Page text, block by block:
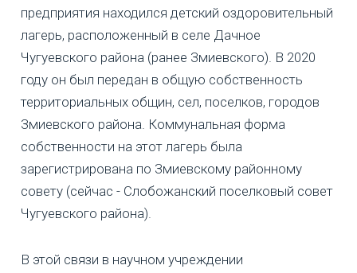
предприятия находился детский оздоровительный
лагерь, расположенный в селе Дачное
Чугуевского района (ранее Змиевского). В 2020
году он был передан в общую собственность
территориальных общин, сел, поселков, городов
Змиевского района. Коммунальная форма
собственности на этот лагерь была
зарегистрирована по Змиевскому районному
совету (сейчас - Слобожанский поселковый совет
Чугуевского района).
В этой связи в научном учреждении